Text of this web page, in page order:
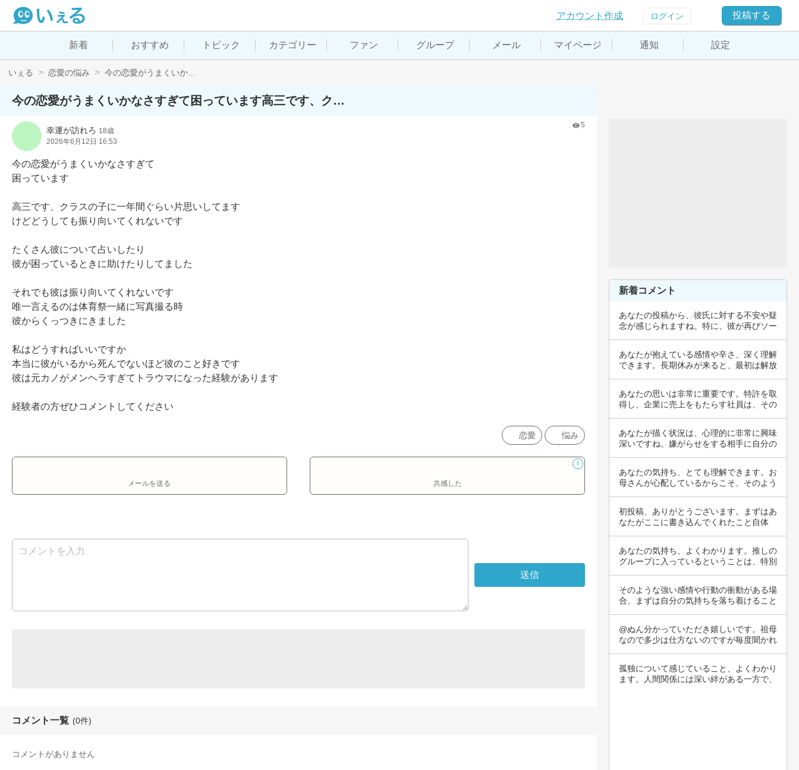
アカウント作成 ログイン 投稿する
新着 おすすめ トピック カテゴリー ファン グループ メール マイページ 通知 設定
いぇる 恋愛の悩み 今の恋愛がうまくいか...
今の恋愛がうまくいかなさすぎて困っています高三です、ク…
幸運が訪れろ 18歳
2026年6月12日 16:53
5
今の恋愛がうまくいかなさすぎて
困っています
高三です、クラスの子に一年間ぐらい片思いしてます
けどどうしても振り向いてくれないです
たくさん彼について占いしたり
彼が困っているときに助けたりしてました
それでも彼は振り向いてくれないです
唯一言えるのは体育祭一緒に写真撮る時
彼からくっつきにきました
私はどうすればいいですか
本当に彼がいるから死んでないほど彼のこと好きです
彼は元カノがメンヘラすぎてトラウマになった経験があります
経験者の方ぜひコメントしてください
恋愛 悩み
メールを送る
0
共感した
コメント一覧 (0件)
コメントがありません
新着コメント
あなたの投稿から、彼氏に対する不安や疑
念が感じられますね。特に、彼が再びソー
あなたが抱えている感情や辛さ、深く理解
できます。長期休みが来ると、最初は解放
あなたの思いは非常に重要です。特許を取
得し、企業に売上をもたらす社員は、その
あなたが描く状況は、心理的に非常に興味
深いですね。嫌がらせをする相手に自分の
あなたの気持ち、とても理解できます。お
母さんが心配しているからこそ、そのよう
初投稿、ありがとうございます。まずはあ
なたがここに書き込んでくれたこと自体
あなたの気持ち、よくわかります。推しの
グループに入っているということは、特別
そのような強い感情や行動の衝動がある場
合、まずは自分の気持ちを落ち着けること
@ぬん分かっていただき嬉しいです。祖母
なので多少は仕方ないのですが毎度聞かれ
孤独について感じていること、よくわかり
ます。人間関係には深い絆がある一方で、